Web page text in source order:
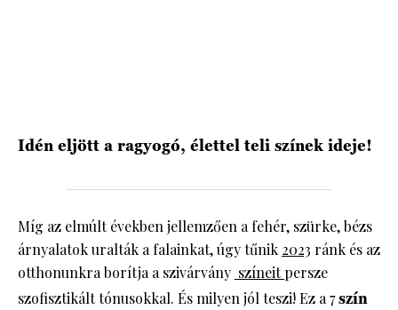
Idén eljött a ragyogó, élettel teli színek ideje!
Míg az elmúlt években jellemzően a fehér, szürke, bézs
árnyalatok uralták a falainkat, úgy tűnik 2023 ránk és az
otthonunkra borítja a szivárvány színeitpersze
szofisztikált tónusokkal. És milyen jól teszi! Ez a 7szín